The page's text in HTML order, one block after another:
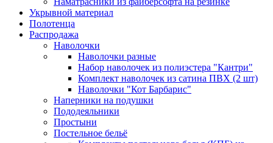
Укрывной материал
Полотенца
Распродажа
Наволочки
Наволочки разные
Набор наволочек из полиэстера "Кантри"
Комплект наволочек из сатина ПВХ (2 шт)
Наволочки "Кот Барбарис"
Наперники на подушки
Пододеяльники
Простыни
Постельное бельё